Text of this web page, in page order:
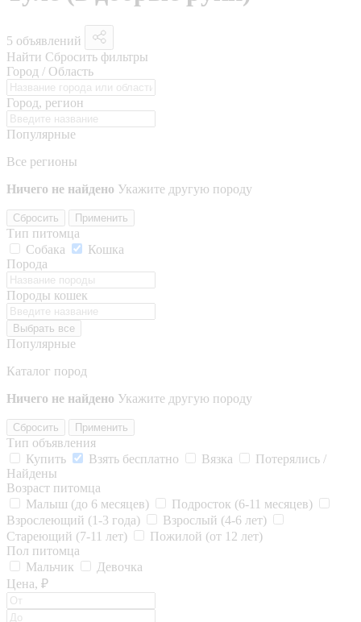
5 объявлений
Найти Сбросить фильтры
Город / Область
Город, регион
Популярные
Все регионы
Ничего не найдено Укажите другую породу
Сбросить Применить
Тип питомца
Собака
Кошка
Порода
Породы кошек
Выбрать все
Популярные
Каталог пород
Ничего не найдено Укажите другую породу
Сбросить Применить
Тип объявления
Купить
Взять бесплатно Вязка
Потерялись /
Найдены
Возраст питомца
Малыш (до 6 месяцев)
Подросток (6-11 месяцев)
Взрослеющий (1-3 года)
Взрослый (4-6 лет)
Стареющий (7-11 лет)
Пожилой (от 12 лет)
Пол питомца
Мальчик
Девочка
Цена, ₽